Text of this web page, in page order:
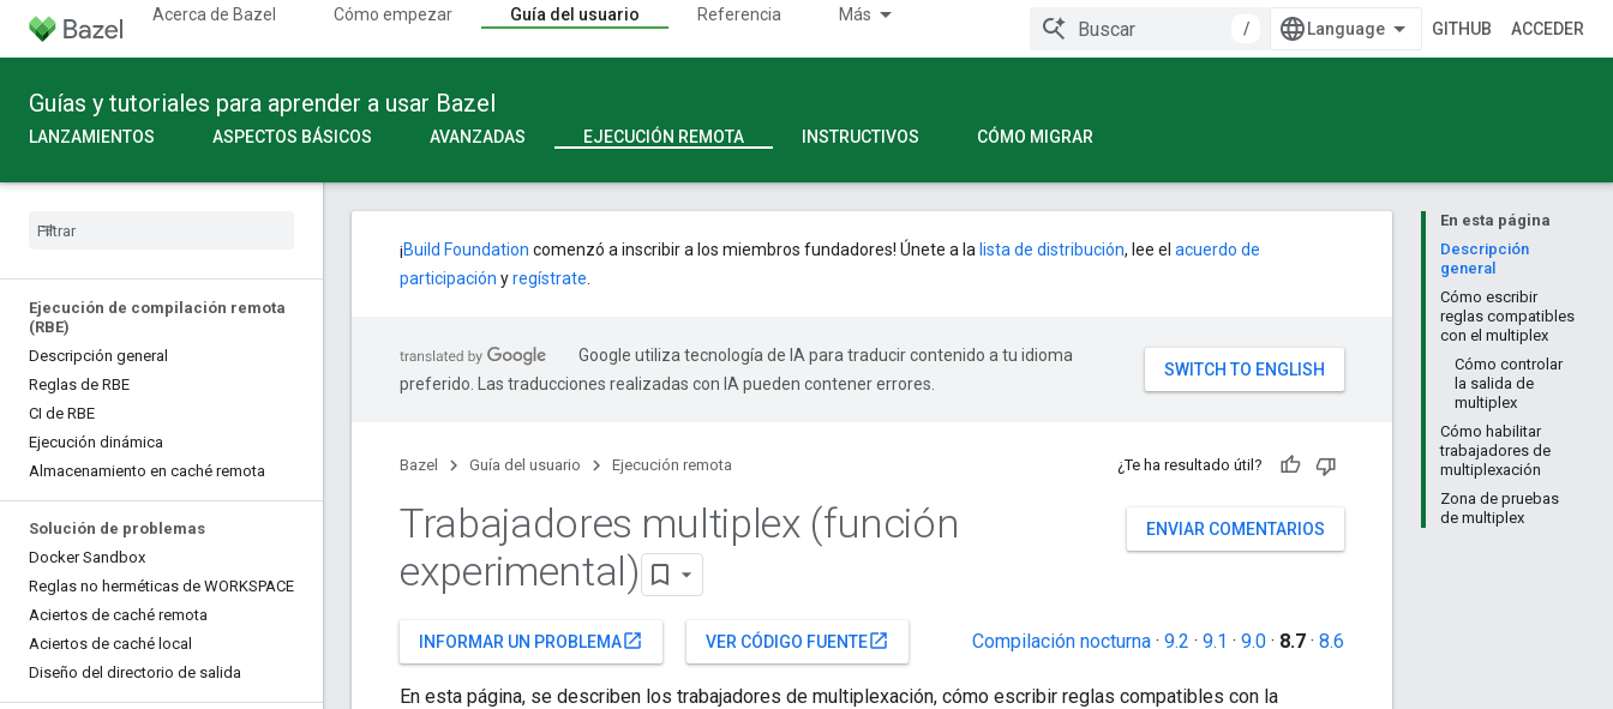
Acerca de Bazel Cómo empezar Guía del usuario Referencia Más
/ GITHUB ACCEDER
Guías y tutoriales para aprender a usar Bazel
LANZAMIENTOS ASPECTOS BÁSICOS AVANZADAS EJECUCIÓN REMOTA INSTRUCTIVOS CÓMO MIGRAR
Ejecución de compilación remota
(RBE)
Descripción general
Reglas de RBE
CI de RBE
Ejecución dinámica
Almacenamiento en caché remota
Solución de problemas
Docker Sandbox
Reglas no herméticas de WORKSPACE
Aciertos de caché remota
Aciertos de caché local
Diseño del directorio de salida
En esta página
Descripción
general
Cómo escribir
reglas compatibles
con el multiplex
Cómo controlar
la salida de
multiplex
Cómo habilitar
trabajadores de
multiplexación
Zona de pruebas
de multiplex
¡Build Foundation comenzó a inscribir a los miembros fundadores! Únete a la lista de distribución, lee el acuerdo de
participación yregístrate
Google utiliza tecnología de IA para traducir contenido a tu idioma
preferido. Las traducciones realizadas con IA pueden contener errores.
Bazel Guía del usuario Ejecución remota ¿Te ha resultado útil?
ENVIAR COMENTARIOS
Trabajadores multiplex (función
experimental)
INFORMAR UN PROBLEMAopen_in_new VER CÓDIGO FUENTEopen_in_new Compilación nocturna · 9.2 · 9.1 · 9.0 · 8.7 · 8.6
En esta página, se describen los trabajadores de multiplexación, cómo escribir reglas compatibles con la